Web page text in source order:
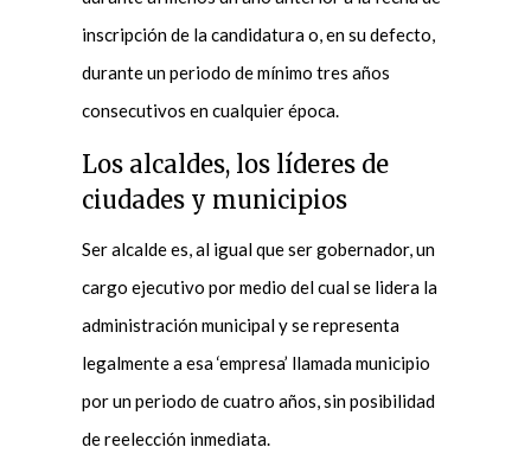
inscripción de la candidatura o, en su defecto,
durante un periodo de mínimo tres años
consecutivos en cualquier época.
Los alcaldes, los líderes de
ciudades y municipios
Ser alcalde es, al igual que ser gobernador, un
cargo ejecutivo por medio del cual se lidera la
administración municipal y se representa
legalmente a esa ‘empresa’ llamada municipio
por un periodo de cuatro años, sin posibilidad
de reelección inmediata.